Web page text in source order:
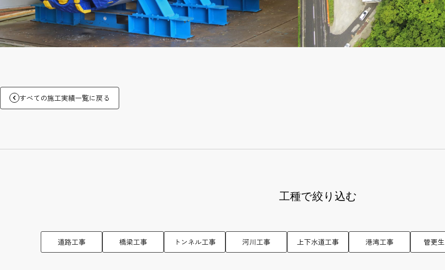
すべての施工実績一覧に戻る
工種で絞り込む
道路工事 橋梁工事 トンネル工事 河川工事 上下水道工事 港湾工事 管更